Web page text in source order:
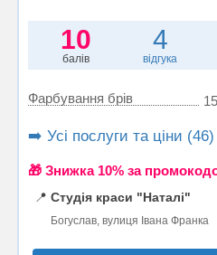
10
балів
4
відгука
Фарбування брів
➡️ Усі послуги та ціни (46)
🎁 Знижка 10% за
📍 Студія краси "Наталі"
Богуслав, вулиця Івана Франка